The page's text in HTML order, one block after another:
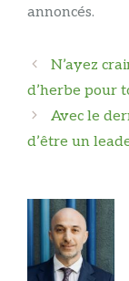
annoncés.
Navigation
des
articles
N’ayez
d’herbe pour
Avec le
d’être un